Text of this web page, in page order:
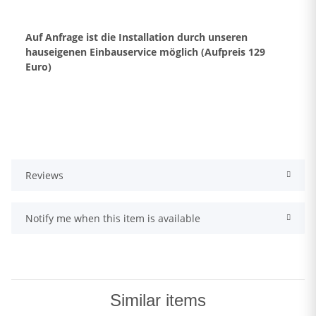
Auf Anfrage ist die Installation durch unseren
hauseigenen Einbauservice möglich (Aufpreis 129
Euro)
Reviews
Notify me when this item is available
Similar items